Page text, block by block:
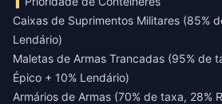
Caixas de Suprimentos Militares (85%
Lendário)
Maletas de Armas Trancadas (95% de
Épico + 10% Lendário)
Armários de Armas (70% de taxa, 28%